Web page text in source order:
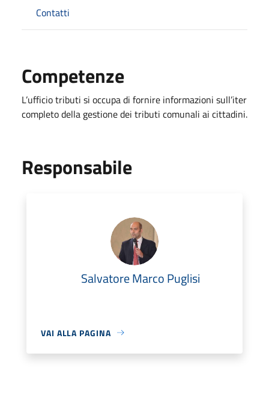
Contatti
Competenze
L’ufficio tributi si occupa di fornire informazioni sull’iter
completo della gestione dei tributi comunali ai cittadini.
Responsabile
Salvatore Marco Puglisi
VAI ALLA PAGINA